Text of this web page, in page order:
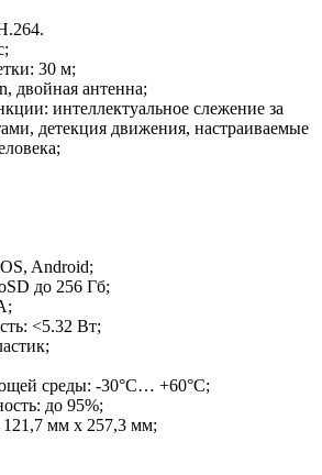
30 м;
двойная антенна;
интеллектуальное слежение за
детекция движения, настраиваемые
Android;
до 256 Гб;
<5.32 Вт;
среды: -30°C… +60°C;
до 95%;
мм х 257,3 мм;